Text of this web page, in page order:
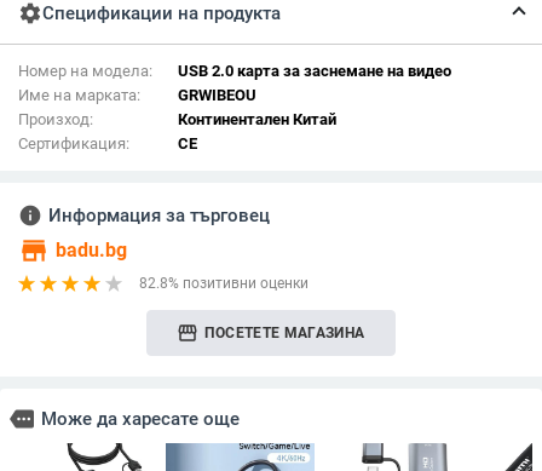
settingsСпецификации на продукта
Номер на модела:
USB 2.0 карта за заснемане на видео
Име на марката:
GRWIBEOU
Произход:
Континентален Китай
Сертификация:
CE
info Информация за търговец
store badu.bg
82.8% позитивни оценки
storefront ПОСЕТЕТЕ МАГАЗИНА
more Може да харесате още